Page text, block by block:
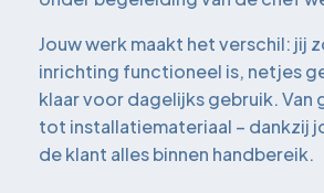
Jouw werk maakt het verschil: jij
inrichting functioneel is, netjes
klaar voor dagelijks gebruik. Van
tot installatiemateriaal – dankzij
de klant alles binnen handbereik.